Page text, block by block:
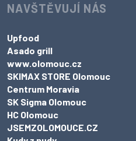
NAVŠTĚVUJÍ NÁS
Upfood
Asado grill
www.olomouc.cz
SKIMAX STORE Olomouc
Centrum Moravia
SK Sigma Olomouc
HC Olomouc
JSEMZOLOMOUCE.CZ